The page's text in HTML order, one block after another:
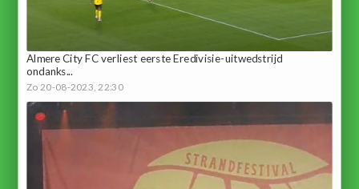
Almere City FC verliest eerste Eredivisie-uitwedstrijd
ondanks...
Zo 20-08-2023, 22:30